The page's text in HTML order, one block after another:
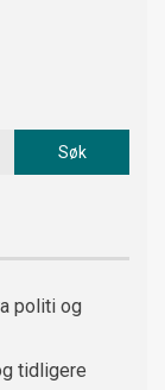
politi og
tidligere